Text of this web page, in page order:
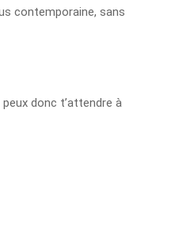
contemporaine, sans
donc t’attendre à